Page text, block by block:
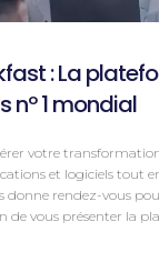
: La
nº 1 mondial
votre
et logiciels tout
donne rendez-vous
de vous présenter la